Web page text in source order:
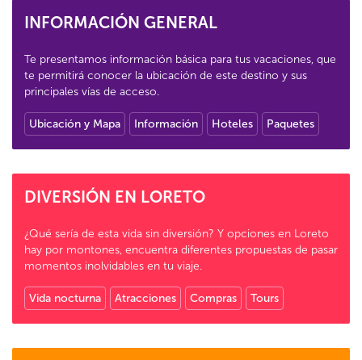
INFORMACIÓN GENERAL
Te presentamos información básica para tus vacaciones, que
te permitirá conocer la ubicación de este destino y sus
principales vías de acceso.
Ubicación y Mapa Información Hoteles Paquetes
DIVERSIÓN EN LORETO
¿Qué sería de esta vida sin diversión? Y opciones en Loreto
hay por montones, encuentra diferentes propuestas de pasar
momentos inolvidables en tu viaje.
Vida nocturna Atracciones Compras Tours